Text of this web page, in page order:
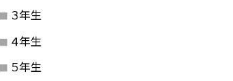
３年生
４年生
５年生